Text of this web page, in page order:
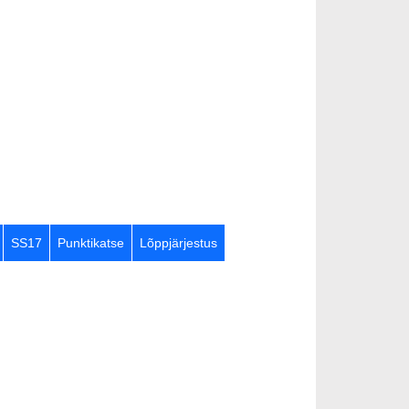
SS17 Punktikatse Lõppjärjestus